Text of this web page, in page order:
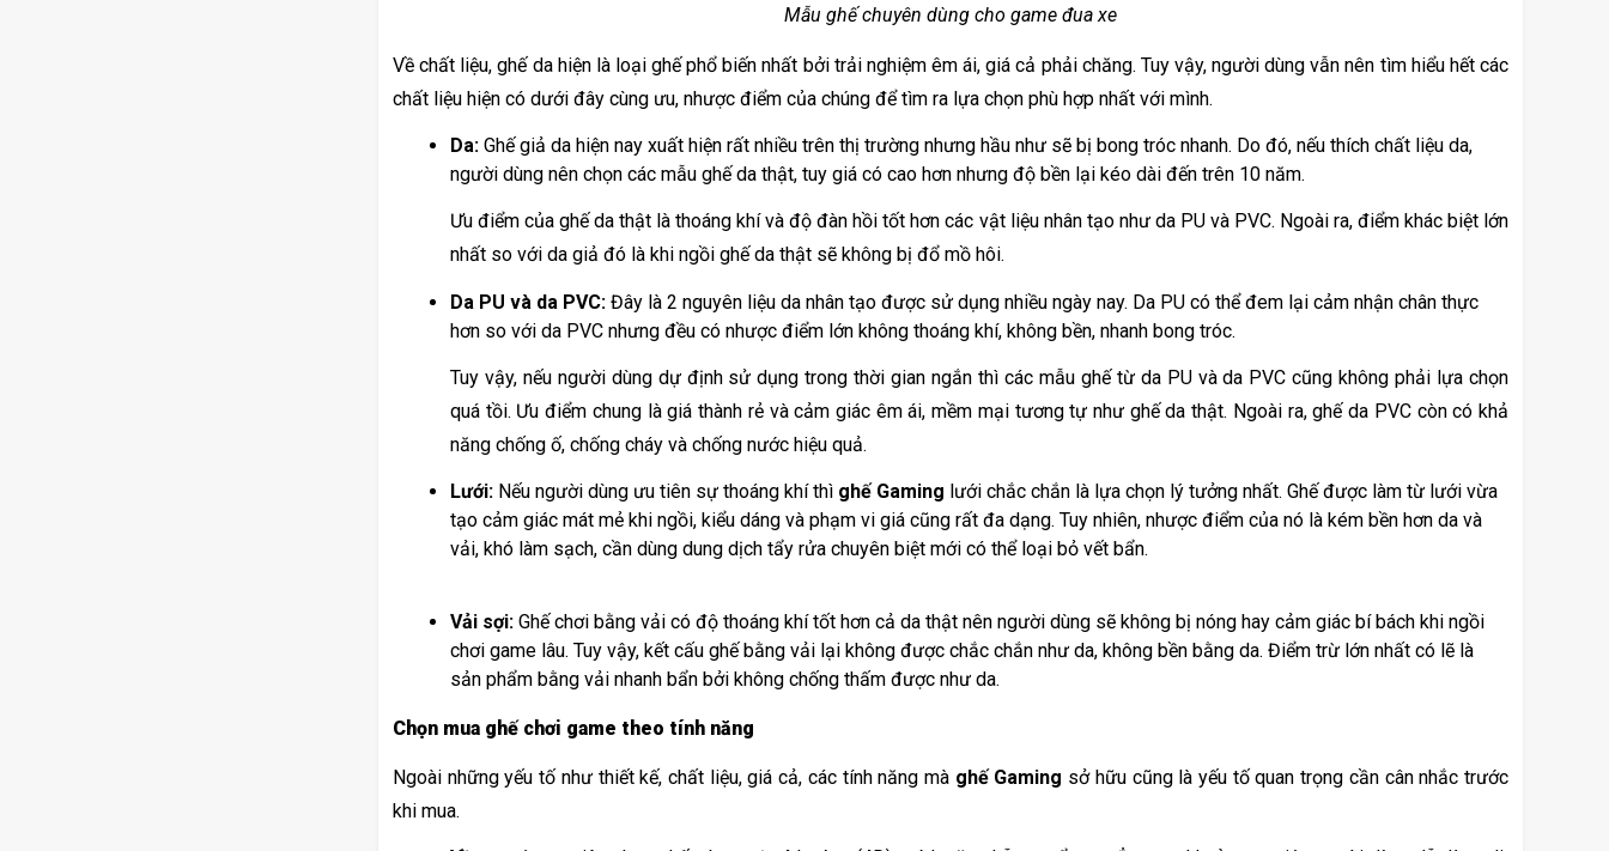
Mẫu ghế chuyên dùng cho game đua xe
Về chất liệu, ghế da hiện là loại ghế phổ biến nhất bởi trải nghiệm êm ái, giá cả phải chăng. Tuy vậy, người dùng vẫn nên tìm hiểu hết các
chất liệu hiện có dưới đây cùng ưu, nhược điểm của chúng để tìm ra lựa chọn phù hợp nhất với mình.
Da: Ghế giả da hiện nay xuất hiện rất nhiều trên thị trường nhưng hầu như sẽ bị bong tróc nhanh. Do đó, nếu thích chất liệu da,
người dùng nên chọn các mẫu ghế da thật, tuy giá có cao hơn nhưng độ bền lại kéo dài đến trên 10 năm.
Ưu điểm của ghế da thật là thoáng khí và độ đàn hồi tốt hơn các vật liệu nhân tạo như da PU và PVC. Ngoài ra, điểm khác biệt lớn
nhất so với da giả đó là khi ngồi ghế da thật sẽ không bị đổ mồ hôi.
Da PU và da PVC: Đây là 2 nguyên liệu da nhân tạo được sử dụng nhiều ngày nay. Da PU có thể đem lại cảm nhận chân thực
hơn so với da PVC nhưng đều có nhược điểm lớn không thoáng khí, không bền, nhanh bong tróc.
Tuy vậy, nếu người dùng dự định sử dụng trong thời gian ngắn thì các mẫu ghế từ da PU và da PVC cũng không phải lựa chọn
quá tồi. Ưu điểm chung là giá thành rẻ và cảm giác êm ái, mềm mại tương tự như ghế da thật. Ngoài ra, ghế da PVC còn có khả
năng chống ố, chống cháy và chống nước hiệu quả.
Lưới: Nếu người dùng ưu tiên sự thoáng khí thì ghế Gaming lưới chắc chắn là lựa chọn lý tưởng nhất. Ghế được làm từ lưới vừa
tạo cảm giác mát mẻ khi ngồi, kiểu dáng và phạm vi giá cũng rất đa dạng. Tuy nhiên, nhược điểm của nó là kém bền hơn da và
vải, khó làm sạch, cần dùng dung dịch tẩy rửa chuyên biệt mới có thể loại bỏ vết bẩn.
Vải sợi: Ghế chơi bằng vải có độ thoáng khí tốt hơn cả da thật nên người dùng sẽ không bị nóng hay cảm giác bí bách khi ngồi
chơi game lâu. Tuy vậy, kết cấu ghế bằng vải lại không được chắc chắn như da, không bền bằng da. Điểm trừ lớn nhất có lẽ là
sản phẩm bằng vải nhanh bẩn bởi không chống thấm được như da.
Chọn mua ghế chơi game theo tính năng
Ngoài những yếu tố như thiết kế, chất liệu, giá cả, các tính năng mà ghế Gaming sở hữu cũng là yếu tố quan trọng cần cân nhắc trước
khi mua.